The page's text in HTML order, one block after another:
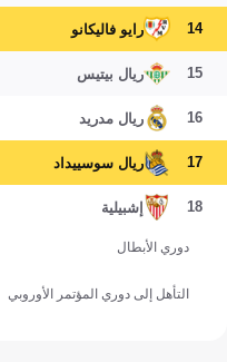
14 رايو فاليكانو
15 ريال بيتيس
16 ريال مدريد
17 ريال سوسييداد
18 إشبيلية
دوري الأبطال
التأهل إلى دوري المؤتمر الأوروبي